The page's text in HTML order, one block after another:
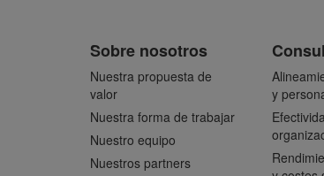
Sobre nosotros
Nuestra propuesta de
valor
Nuestra forma de trabajar
Nuestro equipo
Nuestros partners
y